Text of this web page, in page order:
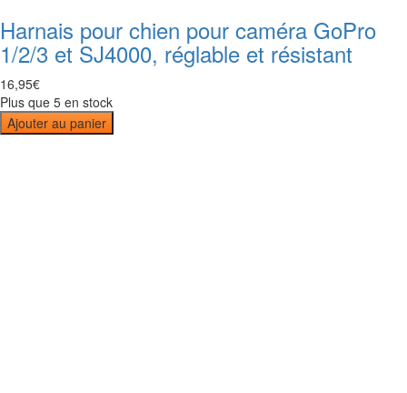
Harnais pour chien pour caméra GoPro
1/2/3 et SJ4000, réglable et résistant
16,95€
Plus que 5 en stock
Ajouter au panier